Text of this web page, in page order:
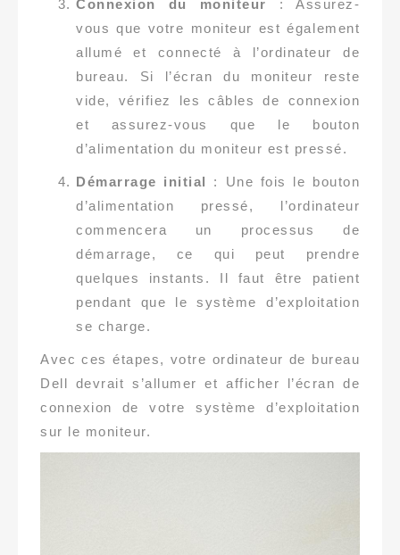
Connexion du moniteur : Assurez-
vous que votre moniteur est également
allumé et connecté à l’ordinateur de
bureau. Si l’écran du moniteur reste
vide, vérifiez les câbles de connexion
et assurez-vous que le bouton
d’alimentation du moniteur est pressé.
Démarrage initial
: Une fois le bouton
d’alimentation pressé, l’ordinateur
commencera un processus de
démarrage, ce qui peut prendre
quelques instants. Il faut être patient
pendant que le système d’exploitation
se charge.
Avec ces étapes, votre ordinateur de bureau
Dell devrait s’allumer et afficher l’écran de
connexion de votre système d’exploitation
sur le moniteur.